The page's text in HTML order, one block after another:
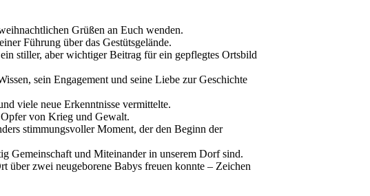
Grüßen an Euch wenden.
Führung über das Gestütsgelände.
stiller, aber wichtiger Beitrag für ein gepflegtes Ortsbild
sein Engagement und seine Liebe zur Geschichte
viele neue Erkenntnisse vermittelte.
von Krieg und Gewalt.
stimmungsvoller Moment, der den Beginn der
Gemeinschaft und Miteinander in unserem Dorf sind.
über zwei neugeborene Babys freuen konnte – Zeichen